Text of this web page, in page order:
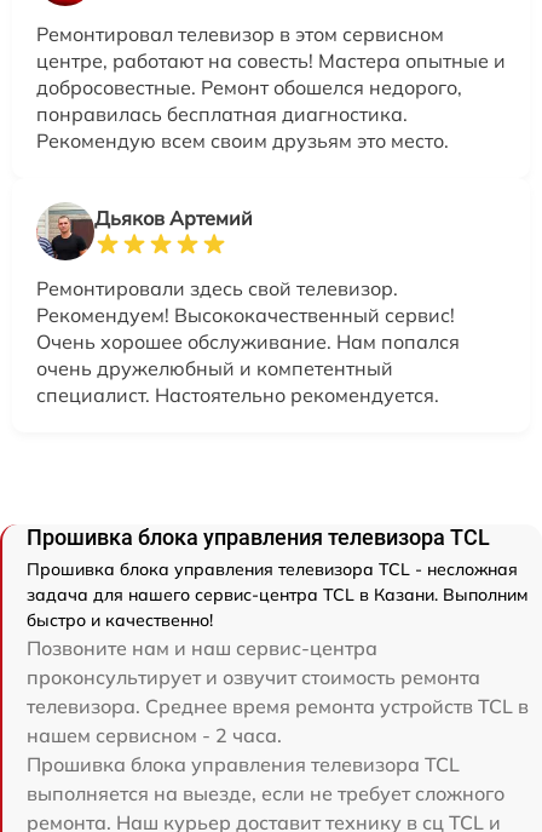
Ремонтировал телевизор в этом сервисном
центре, работают на совесть! Мастера опытные и
добросовестные. Ремонт обошелся недорого,
понравилась бесплатная диагностика.
Рекомендую всем своим друзьям это место.
Дьяков Артемий
Ремонтировали здесь свой телевизор.
Рекомендуем! Высококачественный сервис!
Очень хорошее обслуживание. Нам попался
очень дружелюбный и компетентный
специалист. Настоятельно рекомендуется.
Прошивка блока управления телевизора TCL
Прошивка блока управления телевизора TCL - несложная
задача для нашего сервис-центра TCL в Казани. Выполним
быстро и качественно!
Позвоните нам и наш сервис-центра
проконсультирует и озвучит стоимость ремонта
телевизора. Среднее время ремонта устройств TCL в
нашем сервисном - 2 часа.
Прошивка блока управления телевизора TCL
выполняется на выезде, если не требует сложного
ремонта. Наш курьер доставит технику в сц TCL и